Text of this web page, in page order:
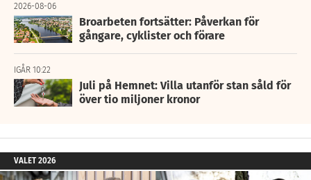
2026-08-06
Broarbeten fortsätter: Påverkan för
gångare, cyklister och förare
IGÅR 10:22
Juli på Hemnet: Villa utanför stan såld för
över tio miljoner kronor
VALET 2026